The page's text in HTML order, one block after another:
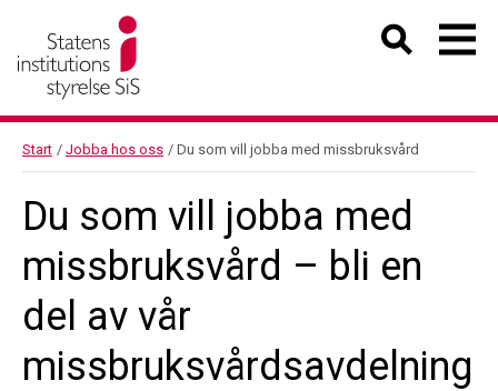
Start / Jobba hos oss / Du som vill jobba med missbruksvård
Du som vill jobba med
missbruksvård – bli en
del av vår
missbruksvårdsavdelning